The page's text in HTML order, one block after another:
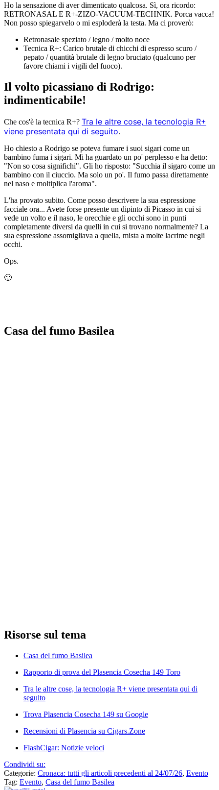
Ho la sensazione di aver dimenticato qualcosa. Sì, ora ricordo:
RETRONASAL E R+-ZIZO-VACUUM-TECHNIK. Porca vacca!
Non posso spiegarvelo o mi esploderà la testa. Ma ci proverò:
Retronasale speziato / legno / molto noce
Tecnica R+: Carico brutale di chicchi di espresso scuro /
pepato / quantità brutale di legno bruciato (qualcuno per
favore chiami i vigili del fuoco).
Il volto picassiano di Rodrigo:
indimenticabile!
Che cos'è la tecnica R+? Tra le altre cose, la tecnologia R+
viene presentata qui di seguito.
Ho chiesto a Rodrigo se poteva fumare i suoi sigari come un
bambino fuma i sigari. Mi ha guardato un po' perplesso e ha detto:
"Non so cosa significhi". Gli ho risposto: "Succhia il sigaro come un
bambino con il ciuccio. Ma solo un po'. Il fumo passa direttamente
nel naso e moltiplica l'aroma".
L'ha provato subito. Come posso descrivere la sua espressione
facciale ora... Avete forse presente un dipinto di Picasso in cui si
vede un volto e il naso, le orecchie e gli occhi sono in punti
completamente diversi da quelli in cui si trovano normalmente? La
sua espressione assomigliava a quella, mista a molte lacrime negli
occhi.
Ops.
🙂
Casa del fumo Basilea
Risorse sul tema
Casa del fumo Basilea
Rapporto di prova del Plasencia Cosecha 149 Toro
Tra le altre cose, la tecnologia R+ viene presentata qui di
seguito
Trova Plasencia Cosecha 149 su Google
Recensioni di Plasencia su Cigars.Zone
FlashCigar: Notizie veloci
Condividi su:
Categorie: Cronaca: tutti gli articoli precedenti al 24/07/26, Evento
Tag: Evento, Casa del fumo Basilea